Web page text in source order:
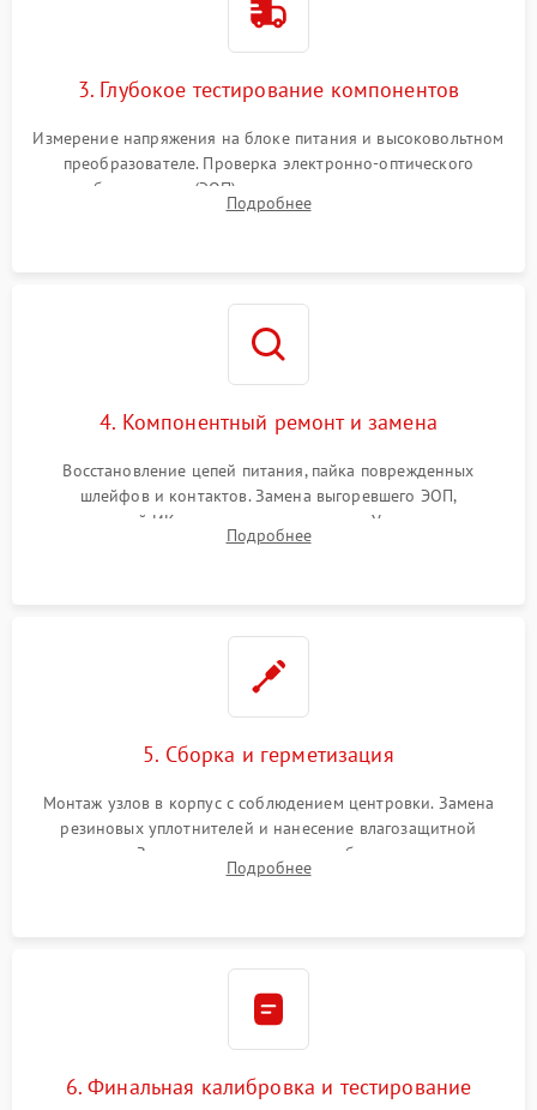
3. Глубокое тестирование компонентов
Измерение напряжения на блоке питания и высоковольтном
преобразователе. Проверка электронно-оптического
преобразователя (ЭОП) на стенде на предмет эмиссии,
шумов и засветок. Диагностика микросхем цифровых
Подробнее
4. Компонентный ремонт и замена
Восстановление цепей питания, пайка поврежденных
шлейфов и контактов. Замена выгоревшего ЭОП,
неисправной ИК-подсветки или матрицы. Ультразвуковая
очистка плат и удаление загрязнений с линз объектива и
Подробнее
5. Сборка и герметизация
Монтаж узлов в корпус с соблюдением центровки. Замена
резиновых уплотнителей и нанесение влагозащитной
смазки. Заполнение внутреннего объема прицела
осушенным азотом для предотвращения запотевания оптики
Подробнее
6. Финальная калибровка и тестирование